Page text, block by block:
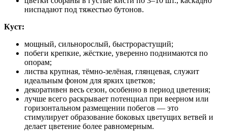
ниспадают под тяжестью бутонов.
Куст:
мощный, сильнорослый, быстрорастущий;
побеги крепкие, жёсткие, уверенно поднимаются по
опорам;
листва крупная, тёмно‑зелёная, глянцевая, служит
идеальным фоном для ярких цветков;
декоративен весь сезон, особенно в период цветения;
лучше всего раскрывает потенциал при веерном или
горизонтальном размещении побегов — это
стимулирует образование боковых цветущих ветвей и
делает цветение более равномерным.